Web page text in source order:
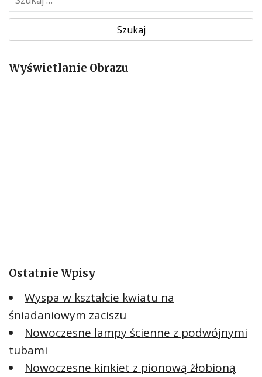
z
k
jWyświetlanie Obrazu
Ostatnie Wpisy
Wyspa w kształcie kwiatu na
śniadaniowym zaciszu
Nowoczesne lampy ścienne z podwójnymi
tubami
Nowoczesne kinkiet z pionową żłobioną